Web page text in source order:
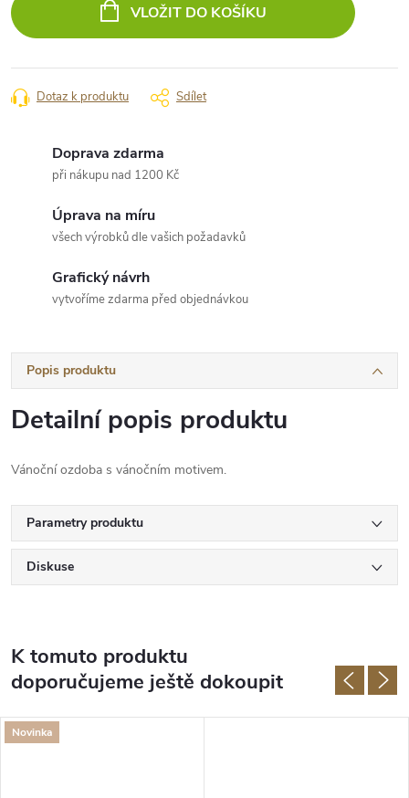
VLOŽIT DO KOŠÍKU
Dotaz k produktu Sdílet
Doprava zdarma
při nákupu nad 1200 Kč
Úprava na míru
všech výrobků dle vašich požadavků
Grafický návrh
vytvoříme zdarma před objednávkou
Popis produktu
Detailní popis produktu
Vánoční ozdoba s vánočním motivem.
Parametry produktu
Diskuse
K tomuto produktu
doporučujeme ještě dokoupit
Novinka